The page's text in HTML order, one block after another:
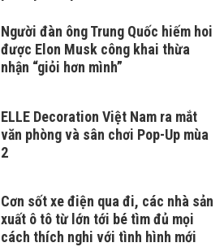
Người đàn ông Trung Quốc hiếm hoi
được Elon Musk công khai thừa
nhận “giỏi hơn mình”
ELLE Decoration Việt Nam ra mắt
văn phòng và sân chơi Pop-Up mùa
2
Cơn sốt xe điện qua đi, các nhà sản
xuất ô tô từ lớn tới bé tìm đủ mọi
cách thích nghi với tình hình mới